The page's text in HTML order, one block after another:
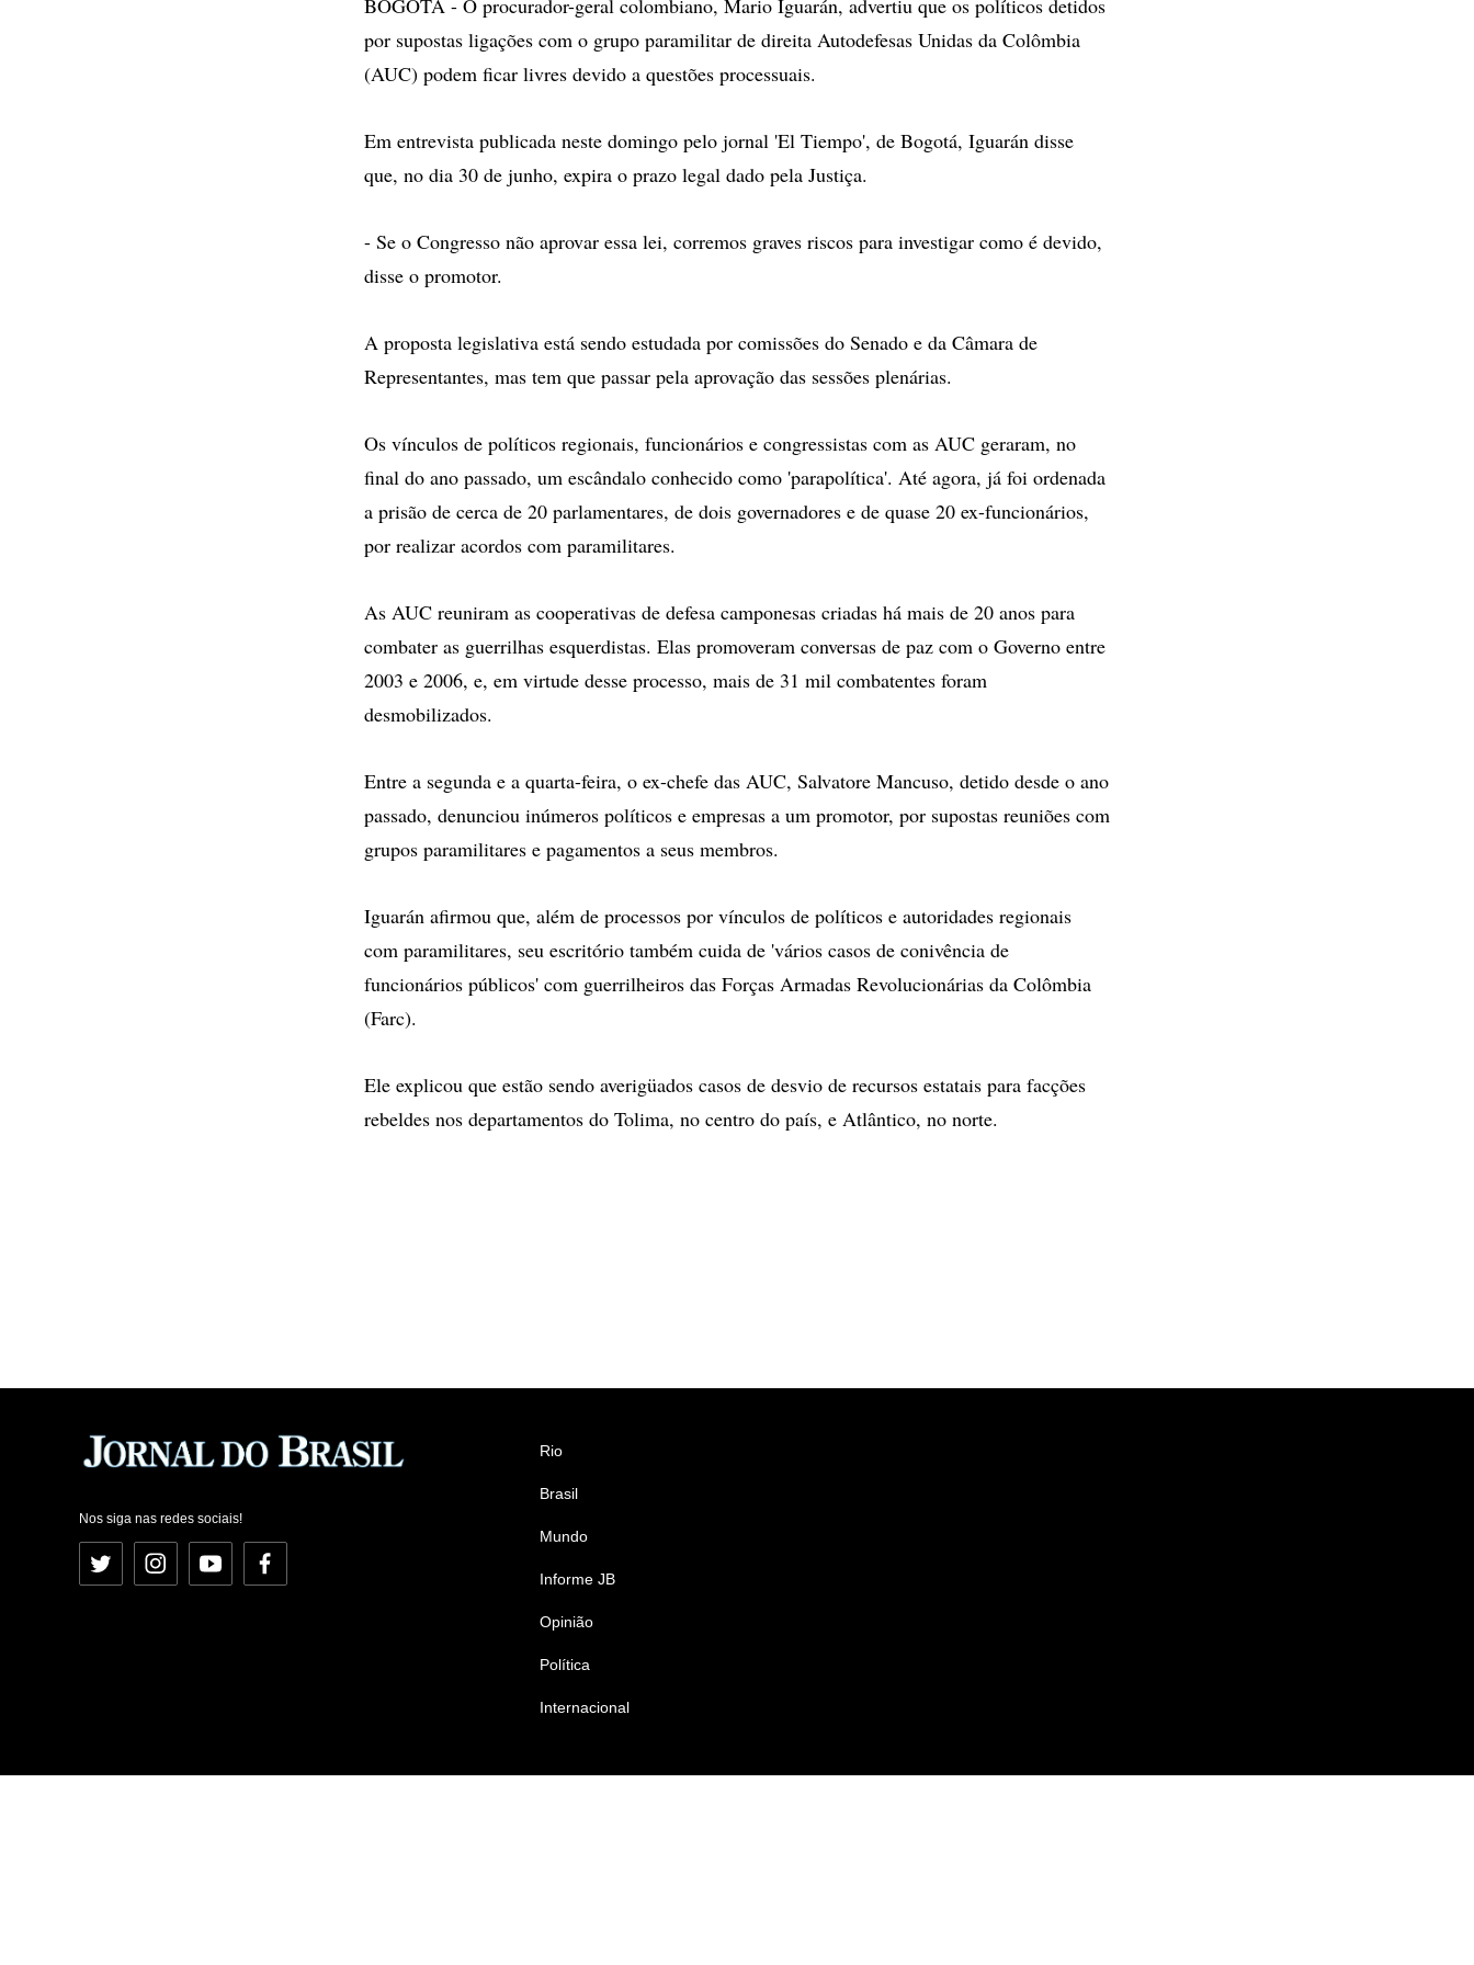
BOGOTÁ - O procurador-geral colombiano, Mario Iguarán, advertiu que os políticos detidos
por supostas ligações com o grupo paramilitar de direita Autodefesas Unidas da Colômbia
(AUC) podem ficar livres devido a questões processuais.
Em entrevista publicada neste domingo pelo jornal 'El Tiempo', de Bogotá, Iguarán disse
que, no dia 30 de junho, expira o prazo legal dado pela Justiça.
- Se o Congresso não aprovar essa lei, corremos graves riscos para investigar como é devido,
disse o promotor.
A proposta legislativa está sendo estudada por comissões do Senado e da Câmara de
Representantes, mas tem que passar pela aprovação das sessões plenárias.
Os vínculos de políticos regionais, funcionários e congressistas com as AUC geraram, no
final do ano passado, um escândalo conhecido como 'parapolítica'. Até agora, já foi ordenada
a prisão de cerca de 20 parlamentares, de dois governadores e de quase 20 ex-funcionários,
por realizar acordos com paramilitares.
As AUC reuniram as cooperativas de defesa camponesas criadas há mais de 20 anos para
combater as guerrilhas esquerdistas. Elas promoveram conversas de paz com o Governo entre
2003 e 2006, e, em virtude desse processo, mais de 31 mil combatentes foram
desmobilizados.
Entre a segunda e a quarta-feira, o ex-chefe das AUC, Salvatore Mancuso, detido desde o ano
passado, denunciou inúmeros políticos e empresas a um promotor, por supostas reuniões com
grupos paramilitares e pagamentos a seus membros.
Iguarán afirmou que, além de processos por vínculos de políticos e autoridades regionais
com paramilitares, seu escritório também cuida de 'vários casos de conivência de
funcionários públicos' com guerrilheiros das Forças Armadas Revolucionárias da Colômbia
(Farc).
Ele explicou que estão sendo averigüados casos de desvio de recursos estatais para facções
rebeldes nos departamentos do Tolima, no centro do país, e Atlântico, no norte.
Nos siga nas redes sociais!
Twitter InstagramYouTubeFacebook
Rio
Brasil
Mundo
Informe JB
Opinião
Política
Internacional